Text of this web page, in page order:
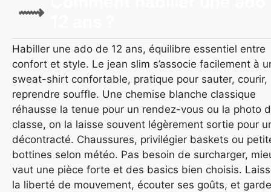
Habiller une ado de 12 ans, équilibre essentiel entre
confort et style. Le jean slim s’associe facilement à
sweat-shirt confortable, pratique pour sauter, courir,
reprendre souffle. Une chemise blanche classique
réhausse la tenue pour un rendez-vous ou la photo
classe, on la laisse souvent légèrement sortie pour
décontracté. Chaussures, privilégier baskets ou
bottines selon météo. Pas besoin de surcharger,
vaut une pièce forte et des basics bien choisis.
la liberté de mouvement, écouter ses goûts, et